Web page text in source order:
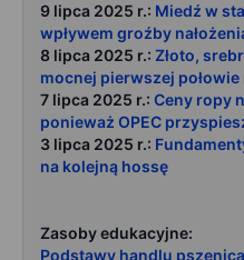
9 lipca 2025 r.: Miedź w
wpływem groźby
8 lipca 2025 r.: Złoto,
mocnej pierwszej połowie
7 lipca 2025 r.: Ceny ropy
ponieważ OPEC
3 lipca 2025 r.:
na kolejną hossę
Zasoby edukacyjne:
Podstawy handlu